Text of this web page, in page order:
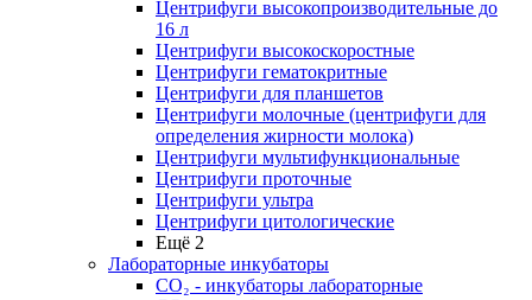
Центрифуги высокопроизводительные до
16 л
Центрифуги высокоскоростные
Центрифуги гематокритные
Центрифуги для планшетов
Центрифуги молочные (центрифуги для
определения жирности молока)
Центрифуги мультифункциональные
Центрифуги проточные
Центрифуги ультра
Центрифуги цитологические
Ещё 2
Лабораторные инкубаторы
СО₂ - инкубаторы лабораторные